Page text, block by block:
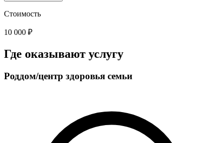
Стоимость
10 000 ₽
Где оказывают услугу
Роддом/центр здоровья семьи